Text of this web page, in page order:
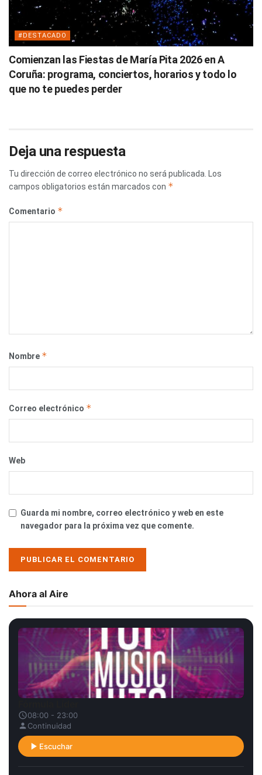
#DESTACADO
Comienzan las Fiestas de María Pita 2026 en A
Coruña: programa, conciertos, horarios y todo lo
que no te puedes perder
Deja una respuesta
Tu dirección de correo electrónico no será publicada.
Los
campos obligatorios están marcados con *
Comentario *
Nombre *
Correo electrónico *
Web
Guarda mi nombre, correo electrónico y web en este
navegador para la próxima vez que comente.
Ahora al Aire
08:00 - 23:00
Continuidad
Escuchar